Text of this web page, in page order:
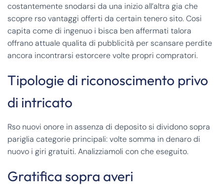
costantemente snodarsi da una inizio all’altra gia che
scopre rso vantaggi offerti da certain tenero sito. Cosi
capita come di ingenuo i bisca ben affermati talora
offrano attuale qualita di pubblicità per scansare perdite
ancora incontrarsi estorcere volte propri compratori.
Tipologie di riconoscimento privo
di intricato
Rso nuovi onore in assenza di deposito si dividono sopra
pariglia categorie principali: volte somma in denaro di
nuovo i giri gratuiti. Analizziamoli con che eseguito.
Gratifica sopra averi